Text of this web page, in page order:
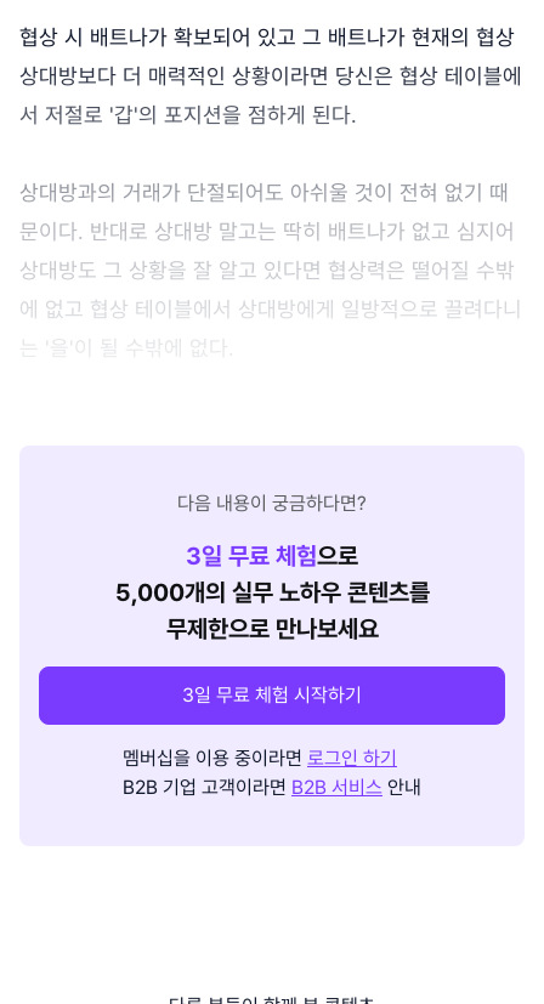
협상 시 배트나가 확보되어 있고 그 배트나가 현재의 협상
상대방보다 더 매력적인 상황이라면 당신은 협상 테이블에
서 저절로 '갑'의 포지션을 점하게 된다.
상대방과의 거래가 단절되어도 아쉬울 것이 전혀 없기 때
문이다. 반대로 상대방 말고는 딱히 배트나가 없고 심지어
상대방도 그 상황을 잘 알고 있다면 협상력은 떨어질 수밖
에 없고 협상 테이블에서 상대방에게 일방적으로 끌려다니
는 '을'이 될 수밖에 없다.
다음 내용이 궁금하다면?
3일 무료 체험으로
5,000개의 실무 노하우 콘텐츠를
무제한으로 만나보세요
3일 무료 체험 시작하기
멤버십을 이용 중이라면 로그인 하기
B2B 기업 고객이라면 B2B 서비스 안내